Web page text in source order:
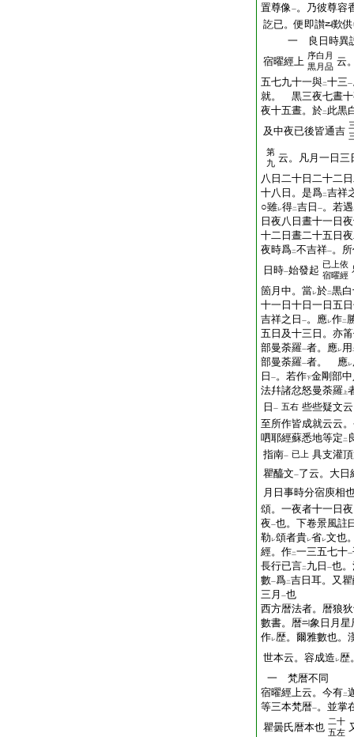
置尊像一。乃彼尊容
訖已。便即讃
歎供
一 良日時異
宿曜經上 序白月
黒月品 云
五七九十一與二十三一
就。 黒三夜七晝十
夜十五晝。於二 此黒
及中夜已後皆通吉
第
九 云。凡月一日三
八日二十日二十二
十八日。是爲二吉祥
○雖レ得二吉日 一。若遇
日夜八日晝十一日
十二日晝二十五日
夜時爲二不吉祥一。
日時一始發起 已上依
宿曜經
箇月中。當レ於二黒
十一日十日一日五
吉祥之日 一。應レ作二
五日及十三日。亦
部曼荼羅一者。應レ用
部曼荼羅一者。 應レ
日 一。若作下金剛部
法幷諸忿怒曼荼羅 上
日 一 五右 些些疑文
至所作皆成就云云
呬耶經蘇悉地等定 二
指南一 已上 具支灌
瞿醯文一了云。大日
月日事時分宿庾相
頌。一夜者十一日
夜一也。下卷景風註
勒 レ頌者貴レ省レ文也
經。作二一三五七十一
長行已言二 九日 一也
數一爲二吉日耳。又
三月 一也
西方暦法者。暦狼
數書。暦
象日月星
作レ歴。爾雅數也。
世本云。容成造 レ歴
一 梵暦不同
宿曜經上云。今有二
等三本梵暦一。並掌
瞿曇氏暦本也 二十
五左